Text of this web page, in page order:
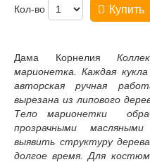
Кол-во Купить
Дама Корнелия
марионетка. Каждая
авторская ручная
вырезана из липового
Тело марионетки
прозрачными
выявить структуру
долгое время. Для